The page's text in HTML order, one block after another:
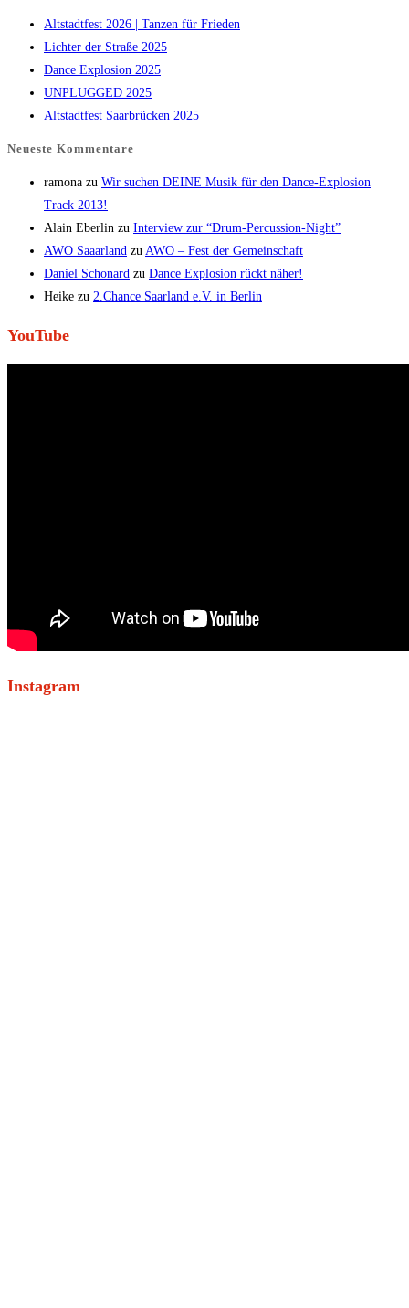
Altstadtfest 2026 | Tanzen für Frieden
Lichter der Straße 2025
Dance Explosion 2025
UNPLUGGED 2025
Altstadtfest Saarbrücken 2025
Neueste Kommentare
ramona zu Wir suchen DEINE Musik für den Dance-Explosion
Track 2013!
Alain Eberlin zu Interview zur “Drum-Percussion-Night”
AWO Saaarland zu AWO – Fest der Gemeinschaft
Daniel Schonard zu Dance Explosion rückt näher!
Heike zu 2.Chance Saarland e.V. in Berlin
YouTube
Instagram